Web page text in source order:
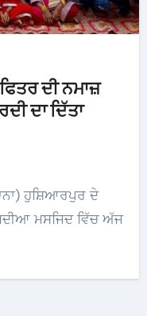
ਦੀ ਨਮਾਜ਼
ਦਾ ਦਿੱਤਾ
ਮਸਜਿਦ ਵਿੱਚ ਅੱਜ